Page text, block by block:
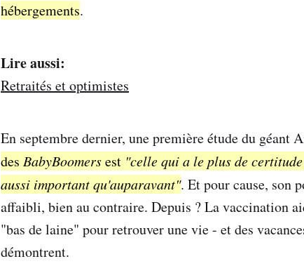
hébergements.
Lire aussi:
Retraités et optimistes
En septembre dernier, une première étude du géant
des BabyBoomersest "celle qui a le plus de
aussi important qu'auparavant". Et pour cause, son
affaibli, bien au contraire. Depuis ? La vaccination
"bas de laine" pour retrouver une vie - et des
démontrent.